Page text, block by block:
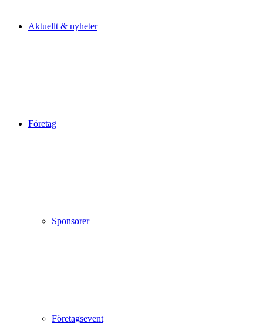
Aktuellt & nyheter
Företag
Sponsorer
Företagsevent